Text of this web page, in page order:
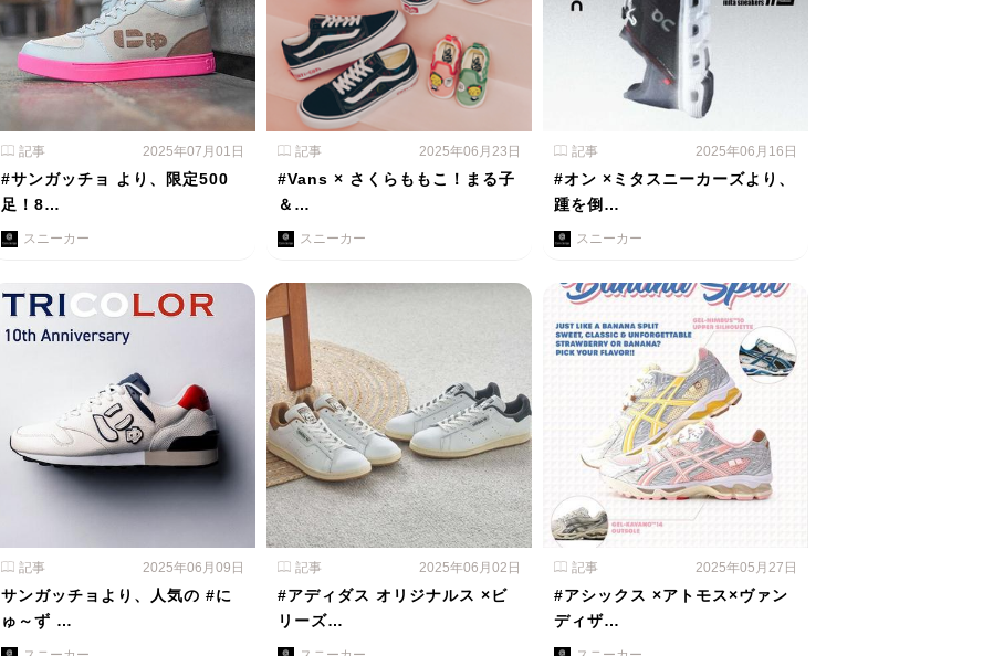
記事 2025年07月01日
#サンガッチョ より、限定500
足！8…
スニーカー
記事 2025年06月23日
#Vans × さくらももこ！まる子
＆…
スニーカー
記事 2025年06月16日
#オン ×ミタスニーカーズより、
踵を倒…
スニーカー
記事 2025年06月09日
サンガッチョより、人気の #に
ゅ～ず …
記事 2025年06月02日
#アディダス オリジナルス ×ビ
リーズ…
記事 2025年05月27日
#アシックス ×アトモス×ヴァン
ディザ…